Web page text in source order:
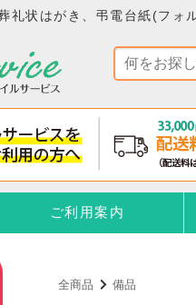
礼状はがき、弔電台紙(フ
ご利用案内
全商品 備品